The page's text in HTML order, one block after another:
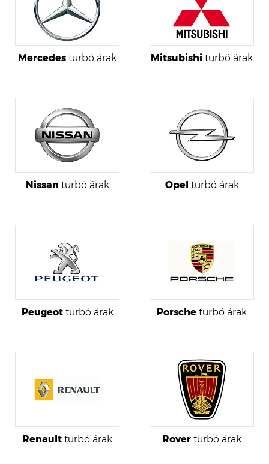
Mercedes turbó árak Mitsubishi turbó árak
Nissan turbó árak Opel turbó árak
Peugeotturbó árak Porsche turbó árak
Renault turbó árak Rover turbó árak